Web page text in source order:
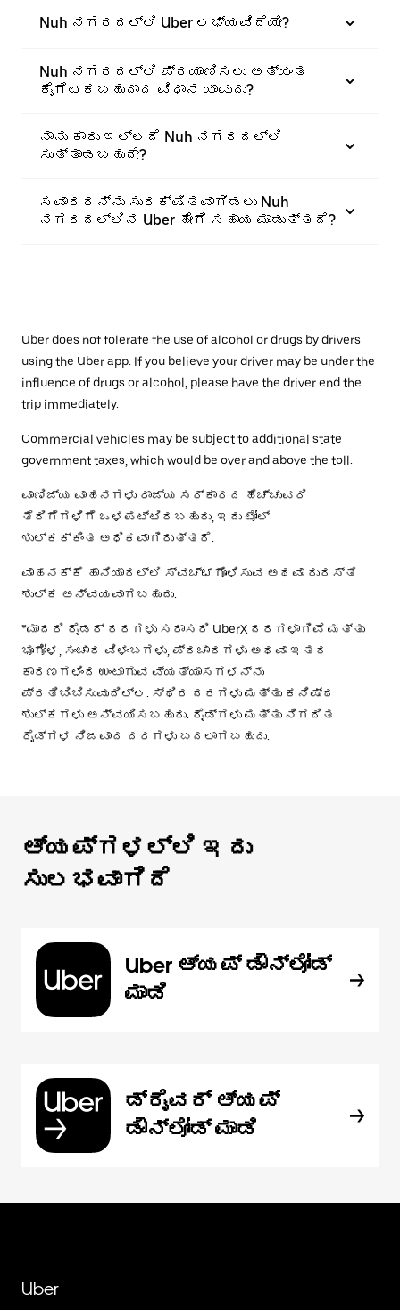
Nuh ನಗರದಲ್ಲಿ Uber ಲಭ್ಯವಿದೆಯೇ?
Nuh ನಗರದಲ್ಲಿ ಪ್ರಯಾಣಿಸಲು ಅತ್ಯಂತ
ಕೈಗೆಟಕಬಹುದಾದ ವಿಧಾನ ಯಾವುದು?
ನಾನು ಕಾರು ಇಲ್ಲದೆ Nuh ನಗರದಲ್ಲಿ
ಸುತ್ತಾಡಬಹುದೇ?
ಸವಾರರನ್ನು ಸುರಕ್ಷಿತವಾಗಿಡಲು Nuh
ನಗರದಲ್ಲಿನ Uber ಹೇಗೆ ಸಹಾಯ ಮಾಡುತ್ತದೆ?
Uber does not tolerate the use of alcohol or drugs by drivers
using the Uber app. If you believe your driver may be under the
influence of drugs or alcohol, please have the driver end the
trip immediately.
Commercial vehicles may be subject to additional state
government taxes, which would be over and above the toll.
ವಾಣಿಜ್ಯ ವಾಹನಗಳು ರಾಜ್ಯ ಸರ್ಕಾರದ ಹೆಚ್ಚುವರಿ
ತೆರಿಗೆಗಳಿಗೆ ಒಳಪಟ್ಟಿರಬಹುದು, ಇದು ಟೋಲ್
ಶುಲ್ಕಕ್ಕಿಂತ ಅಧಿಕವಾಗಿರುತ್ತದೆ.
ವಾಹನಕ್ಕೆ ಹಾನಿಯಾದಲ್ಲಿ ಸ್ವಚ್ಛಗೊಳಿಸುವ ಅಥವಾ ದುರಸ್ತಿ
ಶುಲ್ಕ ಅನ್ವಯವಾಗಬಹುದು.
*ಮಾದರಿ ರೈಡರ್ ದರಗಳು ಸರಾಸರಿ UberX ದರಗಳಾಗಿವೆ ಮತ್ತು
ಭೂಗೋಳ, ಸಂಚಾರ ವಿಳಂಬಗಳು, ಪ್ರಚಾರಗಳು ಅಥವಾ ಇತರ
ಕಾರಣಗಳಿಂದ ಉಂಟಾಗುವ ವ್ಯತ್ಯಾಸಗಳನ್ನು
ಪ್ರತಿಬಿಂಬಿಸುವುದಿಲ್ಲ. ಸ್ಥಿರ ದರಗಳು ಮತ್ತು ಕನಿಷ್ಠ
ಶುಲ್ಕಗಳು ಅನ್ವಯಿಸಬಹುದು. ರೈಡ್‌ಗಳು ಮತ್ತು ನಿಗದಿತ
ರೈಡ್‌ಗಳ ನಿಜವಾದ ದರಗಳು ಬದಲಾಗಬಹುದು.
ಆ್ಯಪ್‌‌ಗಳಲ್ಲಿ ಇದು
ಸುಲಭವಾಗಿದೆ
Uber ಆ್ಯಪ್‍ ಡೌನ್‌ಲೋಡ್
ಮಾಡಿ
ಡ್ರೈವರ್ ಆ್ಯಪ್
ಡೌನ್‌ಲೋಡ್ ಮಾಡಿ
Uber